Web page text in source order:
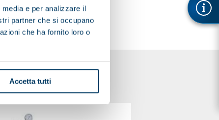
e per analizzare il
partner che si occupano
che ha fornito loro o
Accetta tutti